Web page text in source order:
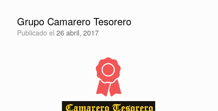
Grupo Camarero Tesorero
Publicado el 26 abril, 2017